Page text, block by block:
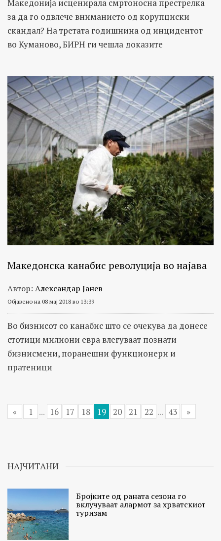
Македонија исценирала смртоносна престрелка
за да го одвлече вниманието од корупциски
скандал? На третата годишнина од инцидентот
во Куманово, БИРН ги чешла доказите
Македонска канабис револуција во најава
Автор: Александар Јанев
Објавено на 08 мај 2018 во 13:39
Во бизнисот со канабис што се очекува да донесе
стотици милиони евра влегуваат познати
бизнисмени, поранешни функционери и
пратеници
« 1 ... 16 17 18 19 20 21 22 ... 43 »
НАЈЧИТАНИ
Бројките од раната сезона го
вклучуваат алармот за хрватскиот
туризам